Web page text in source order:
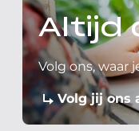
Altijd
Volg ons, waar
Volg jij ons